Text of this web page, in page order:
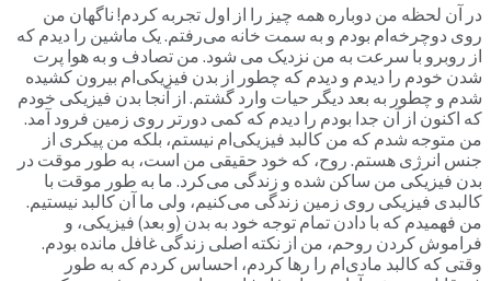
در آن لحظه من دوباره همه چیز را از اول تجربه کردم! ناگهان من
روی دوچرخه‌ام بودم و به سمت خانه می‌رفتم. یک ماشین را دیدم که
از روبرو با سرعت به من نزدیک می شود. من تصادف و به هوا پرت
شدن خودم را دیدم و دیدم که چطور از بدن فیزیکی‌ام بیرون کشیده
شدم و چطور به بعد دیگر حیات وارد گشتم. از آنجا بدن فیزیکی خودم
که اکنون از آن جدا بودم را دیدم که کمی دورتر روی زمین فرود آمد.
من متوجه شدم که من کالبد فیزیکی‌ام نیستم، بلکه من پیکری از
جنس انرژی هستم. روح، که خود حقیقی من است، به طور موقت در
بدن فیزیکی من ساکن شده و زندگی می‌کرد. ما به طور موقت با
کالبدی فیزیکی روی زمین زندگی می‌کنیم، ولی ما آن کالبد نیستیم.
من فهمیدم که با دادن تمام توجه خود به بدن (و بعد) فیزیکی، و
فراموش کردن روحم، من از نکته اصلی زندگی غافل مانده بودم.
وقتی که کالبد مادی‌ام را رها کردم، احساس کردم که به طور